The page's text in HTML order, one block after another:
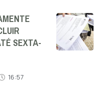
SEXTA-
16:57